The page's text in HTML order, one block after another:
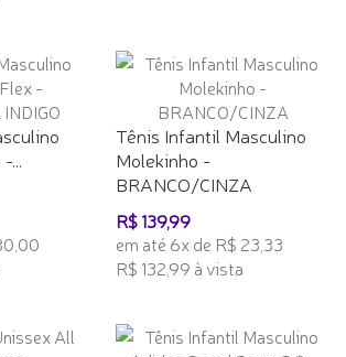
Tênis Infantil Masculino
Molekinho -
BRANCO/CINZA
R$ 139,99
em até 6x de R$ 23,33
R$ 132,99 à vista